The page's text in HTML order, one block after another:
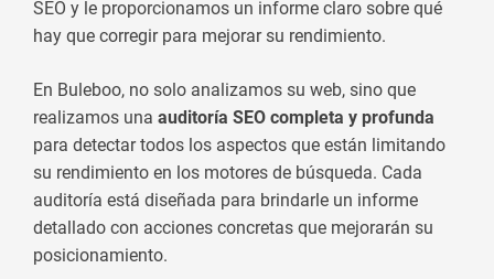
SEO y le proporcionamos un informe claro sobre qué
hay que corregir para mejorar su rendimiento.
En Buleboo, no solo analizamos su web, sino que
realizamos una auditoría SEO completa y profunda
para detectar todos los aspectos que están limitando
su rendimiento en los motores de búsqueda. Cada
auditoría está diseñada para brindarle un informe
detallado con acciones concretas que mejorarán su
posicionamiento.